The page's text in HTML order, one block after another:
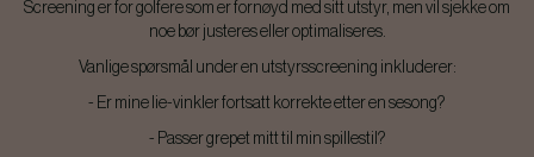
Screening er for golfere som er fornøyd med sitt utstyr, men vil sjekke om
noe bør justeres eller optimaliseres.
Vanlige spørsmål under en utstyrsscreening inkluderer:
- Er mine lie-vinkler fortsatt korrekte etter en sesong?
- Passer grepet mitt til min spillestil?